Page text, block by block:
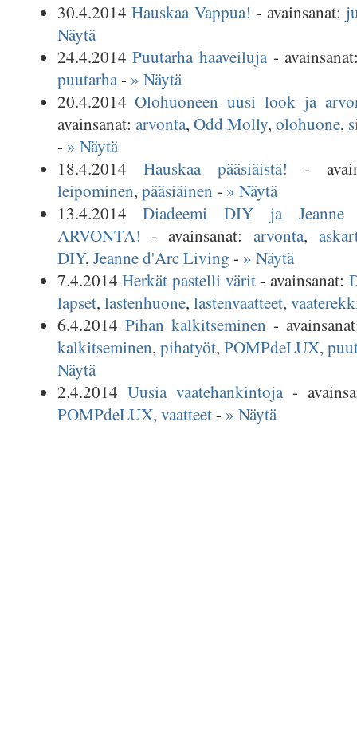
30.4.2014 Hauskaa Vappua! - avainsanat:
Näytä
24.4.2014Puutarha haaveiluja-
puutarha- » Näytä
20.4.2014Olohuoneen uusi look ja
avainsanat: arvonta, Odd Molly,olohuone,
- » Näytä
18.4.2014 Hauskaa pääsiäistä! -
leipominen, pääsiäinen - » Näytä
13.4.2014Diadeemi DIY ja Jeanne
ARVONTA! - avainsanat: arvonta,
DIY, Jeanne d'Arc Living - » Näytä
7.4.2014Herkät pastelli värit- avainsanat:
lapset, lastenhuone, lastenvaatteet,
6.4.2014 Pihan kalkitseminen -
kalkitseminen, pihatyöt, POMPdeLUX,
Näytä
2.4.2014 Uusia vaatehankintoja-
POMPdeLUX, vaatteet- » Näytä